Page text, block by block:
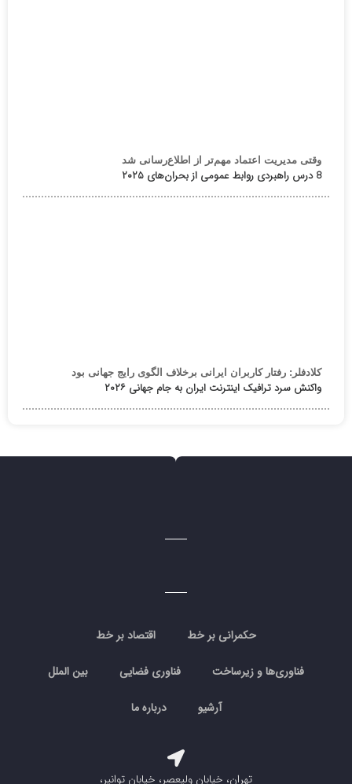
وقتی مدیریت اعتماد مهم‌تر از اطلاع‌رسانی شد
8 درس راهبردی روابط عمومی از بحران‌های ۲۰۲۵
کلادفلر: رفتار کاربران ایرانی برخلاف الگوی رایج جهانی بود
واکنش سرد ترافیک اینترنت ایران به جام جهانی ۲۰۲۶
حکمرانی بر خط اقتصاد بر خط
فناوری‌ها و زیرساخت فناوری فضایی بین الملل
آرشیو درباره ما
تهران، خیابان ولیعصر، خیابان توانیر،